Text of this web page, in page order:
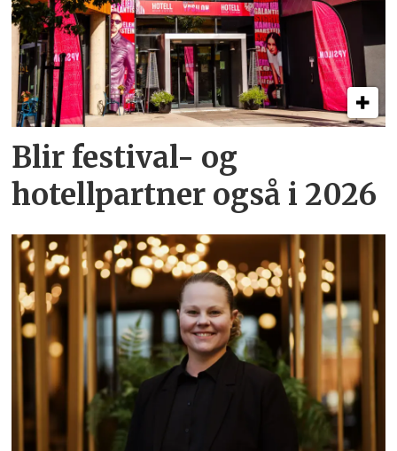
Blir festival- og
hotellpartner også i 2026